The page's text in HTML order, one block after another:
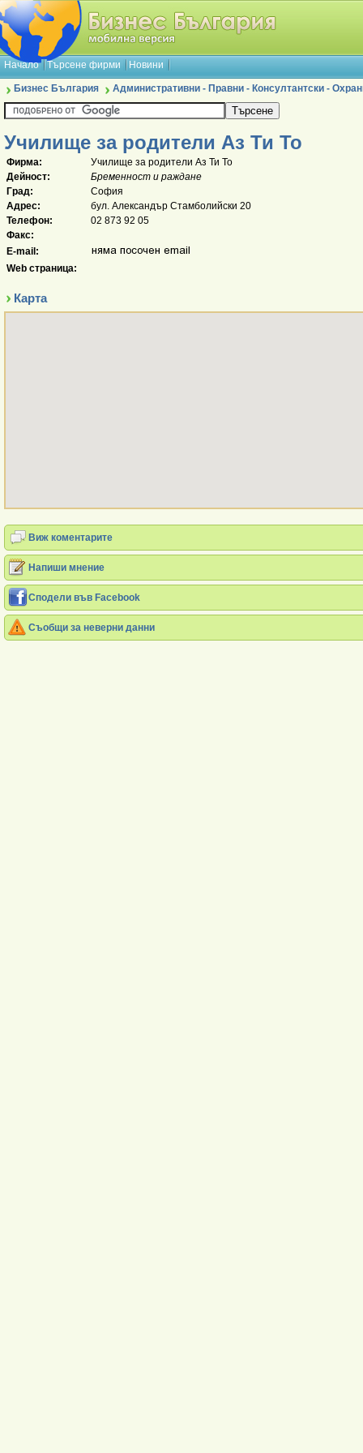
Начало Търсене фирми Новини
Бизнес България Административни - Правни - Консултантски -
Училище за родители Аз Ти То
Фирма:
Училище за родители Аз Ти То
Дейност:
Бременност и раждане
Град:
София
Адрес:
бул. Александър Стамболийски 20
Телефон:
02 873 92 05
Факс:
E-mail:
Web страница:
Карта
Виж коментарите
Напиши мнение
Сподели във Facebook
Съобщи за неверни данни